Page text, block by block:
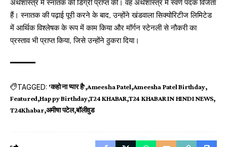
हैं। स्नातक की पढ़ाई पूरी करने के बाद, उन्होंने खंडवाला सिक्योरिटीज लिमिटेड
में आर्थिक विश्लेषक के रूप में काम किया और मॉर्गन स्टेनली से नौकरी का
प्रस्ताव भी प्राप्त किया, जिसे उन्होंने ठुकरा दिया।
TAGGED: 'कहो ना प्यार है' Ameesha Patel Ameesha Patel Birthday
Featured Happy Birthday T24 KHABAR T24 KHABAR IN HINDI NEWS
T24Khabar अमीषा पटेल बॉलीवुड